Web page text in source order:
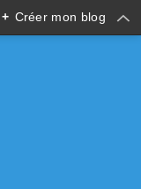
+ Créer mon blog